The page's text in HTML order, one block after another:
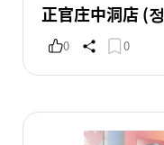
正官庄中洞店 (
0 0